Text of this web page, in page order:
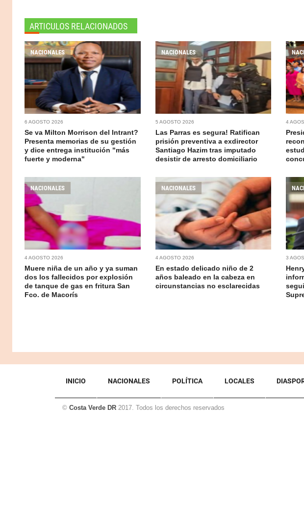
ARTICULOS RELACIONADOS
NACIONALES
6 AGOSTO 2026
Se va Milton Morrison del Intrant?
Presenta memorias de su gestión
y dice entrega institución "más
fuerte y moderna"
NACIONALES
5 AGOSTO 2026
Las Parras es segura! Ratifican
prisión preventiva a exdirector
Santiago Hazim tras imputado
desistir de arresto domiciliario
4
NACIONALES
4 AGOSTO 2026
Muere niña de un año y ya suman
dos los fallecidos por explosión
de tanque de gas en fritura San
Fco. de Macorís
NACIONALES
4 AGOSTO 2026
En estado delicado niño de 2
años baleado en la cabeza en
circunstancias no esclarecidas
3
INICIO NACIONALES POLÍTICA LOCALES
© Costa Verde DR 2017. Todos los derechos reservados